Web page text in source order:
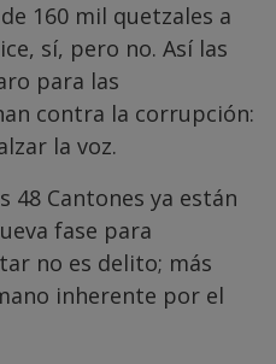
160 mil quetzales a
sí, pero no. Así las
para las
contra la corrupción:
la voz.
48 Cantones ya están
fase para
no es delito; más
inherente por el